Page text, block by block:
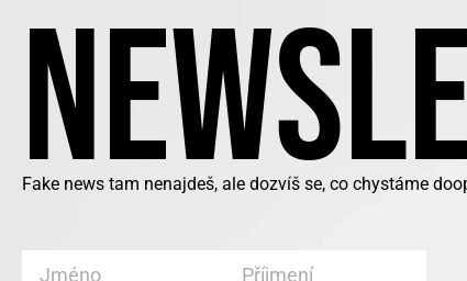
Fake news tam nenajdeš, ale dozvíš se, co chystáme